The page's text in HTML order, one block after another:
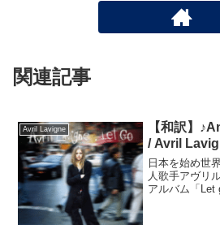
関連記事
Avril Lavigne
【和訳】
/ Avril
日本を始め世
人歌手アヴリ
アルバム「Let